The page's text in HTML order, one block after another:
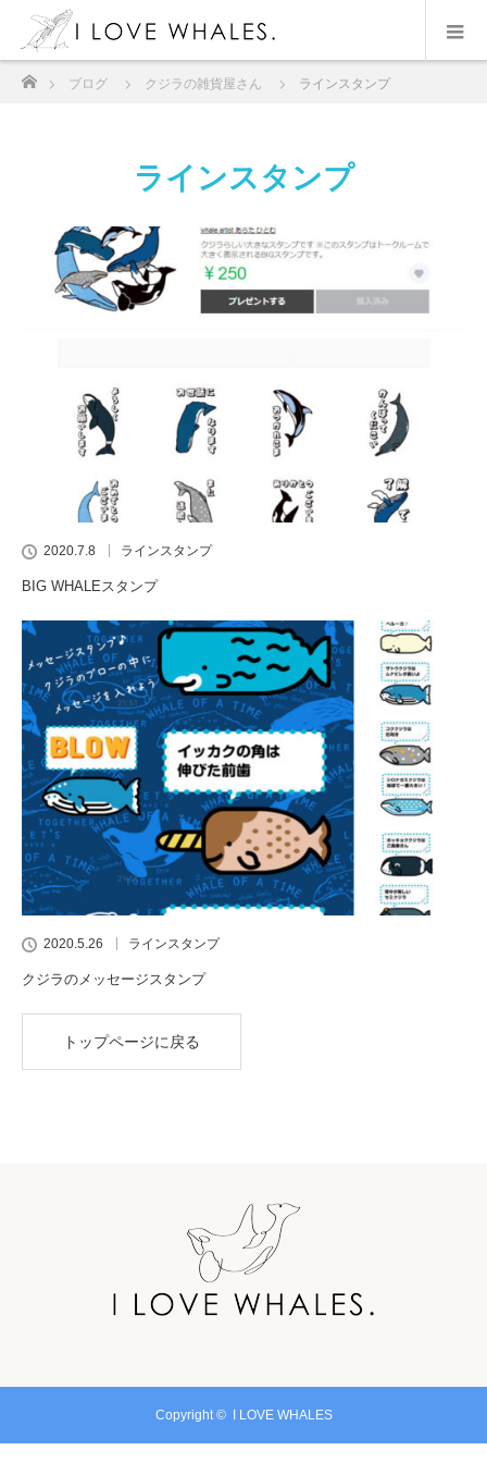
ブログ クジラの雑貨屋さん ラインスタンプ
ラインスタンプ
2020.7.8 ラインスタンプ
BIG WHALEスタンプ
2020.5.26 ラインスタンプ
クジラのメッセージスタンプ
トップページに戻る
Copyright © I LOVE WHALES